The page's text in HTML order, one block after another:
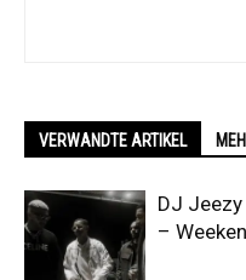
VERWANDTE ARTIKEL
DJ
–